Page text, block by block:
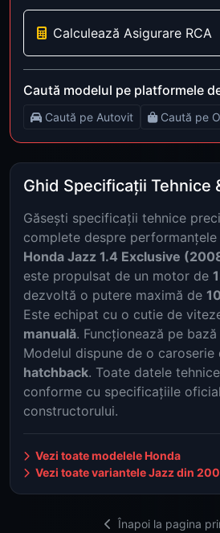
Calculează Asigurare RCA
Caută modelul pe platformele
Caută pe Autovit Caută pe
Ghid Specificații Tehnice
Găsești specificații tehnice
complete despre performanțele
Honda Jazz 1.4 Exclusive
este propulsat de un motor de
dezvoltă o putere maximă de
Este echipat cu o cutie de
manuală. Funcționează pe
Modelul dispune de o caroserie
hatchback. Toate datele
conforme cu specificațiile
constructorului.
Vezi toate modelele Honda
Vezi toate variantele Jazz din
Înapoi la pagina